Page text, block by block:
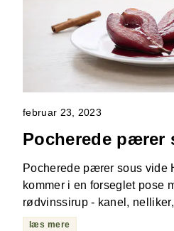
februar 23, 2023
Pocherede pærer
Pocherede pærer sous vide
kommer i en forseglet pose
rødvinssirup - kanel,
læs mere